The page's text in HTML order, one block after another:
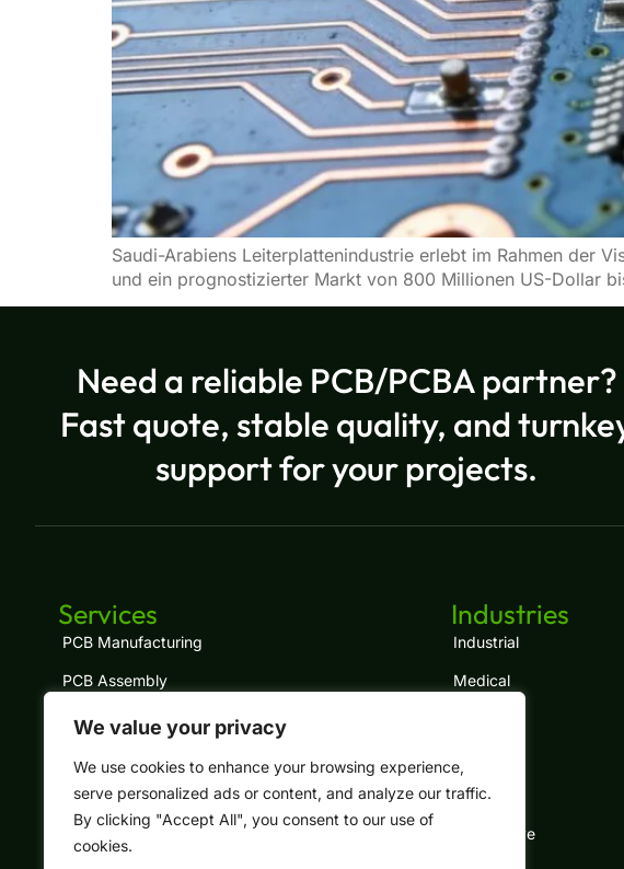
We value your privacy
We use cookies to enhance your browsing experience,
serve personalized ads or content, and analyze our traffic.
By clicking "Accept All", you consent to our use of
cookies.
Saudi-Arabiens Leiterplattenindustrie erlebt im Rahmen der
und ein prognostizierter Markt von 800 Millionen US-Dollar
Need a reliable PCB/PCBA partner?
Fast quote, stable quality, and
support for your projects.
Services
PCB Manufacturing
PCB Assembly
Turnkey PCBA
Component Sourcing
Cable Assembly
Box Build
Industries
Industrial
Medical
Telecom
Automotive